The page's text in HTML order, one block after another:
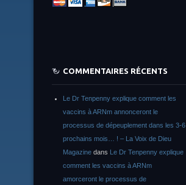
COMMENTAIRES RÉCENTS
Le Dr Tenpenny explique comment les
vaccins à ARNm annonceront le
processus de dépeuplement dans les 3-6
prochains mois… ! – La Voix de Dieu
Magazine dans Le Dr Tenpenny explique
comment les vaccins à ARNm
amorceront le processus de